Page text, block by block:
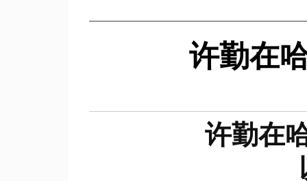
许勤在
许勤在哈
以